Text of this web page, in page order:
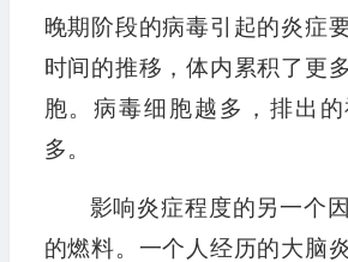
晚期阶段的病毒引起的炎症
时间的推移，体内累积了更
胞。病毒细胞越多，排出
多。
影响炎症程度的另一个
的燃料。一个人经历的大脑